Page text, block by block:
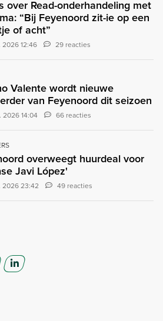
over Read-onderhandeling met
“Bij Feyenoord zit-ie op een
of acht”
2026 12:46 29 reacties
Valente wordt nieuwe
van Feyenoord dit seizoen
2026 14:04 66 reacties
overweegt huurdeal voor
Javi López'
2026 23:42 49 reacties